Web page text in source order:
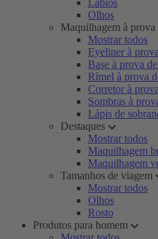
Lábios
Olhos
Maquilhagem à prova
Mostrar todos
Eyeliner à
Base à prova
Rímel à prova
Corretor à
Sombras à
Lápis de
Destaques
Mostrar todos
Maquilhagem
Maquilhagem
Tamanhos de viagem
Mostrar todos
Olhos
Rosto
Produtos para homem